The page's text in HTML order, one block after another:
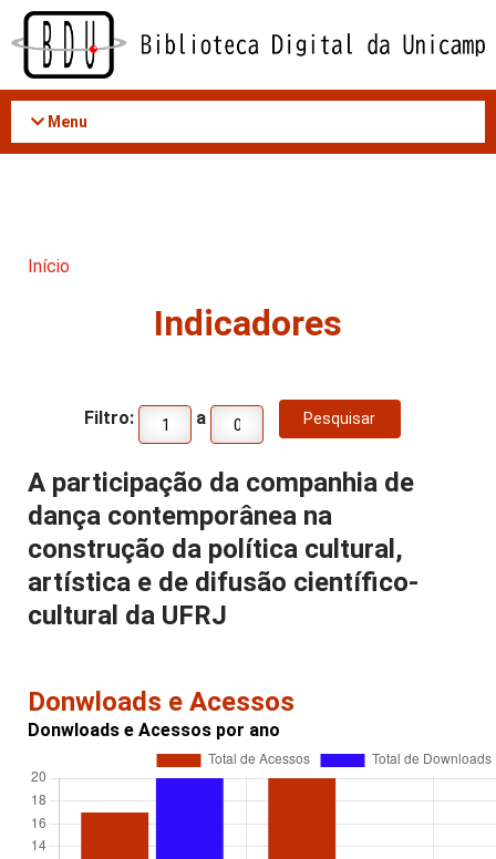
Acessar
conteúdo
Menu
Início
Indicadores
Filtro: a
A participação da companhia de
dança contemporânea na
construção da política cultural,
artística e de difusão científico-
cultural da UFRJ
Donwloads e Acessos
Donwloads e Acessos por ano